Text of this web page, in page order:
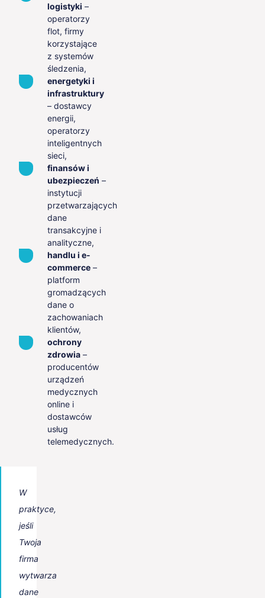
logistyki –
operatorzy
flot, firmy
korzystające
z systemów
śledzenia,
energetyki i
infrastruktury
– dostawcy
energii,
operatorzy
inteligentnych
sieci,
finansów i
ubezpieczeń –
instytucji
przetwarzających
dane
transakcyjne i
analityczne,
handlu i e-
commerce –
platform
gromadzących
dane o
zachowaniach
klientów,
ochrony
zdrowia –
producentów
urządzeń
medycznych
online i
dostawców
usług
telemedycznych.
W
praktyce,
jeśli
Twoja
firma
wytwarza
dane